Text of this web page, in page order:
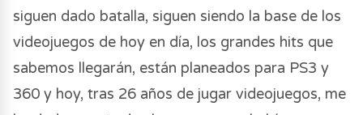
siguen dado batalla, siguen siendo la base de los
videojuegos de hoy en día, los grandes hits que
sabemos llegarán, están planeados para PS3 y
360 y hoy, tras 26 años de jugar videojuegos, me